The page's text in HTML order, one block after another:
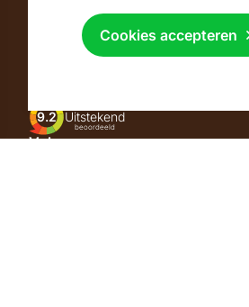
Maatschappelijk partner van
9.2 Uitstekend
beoordeeld
Volg ons
Cookies accepteren